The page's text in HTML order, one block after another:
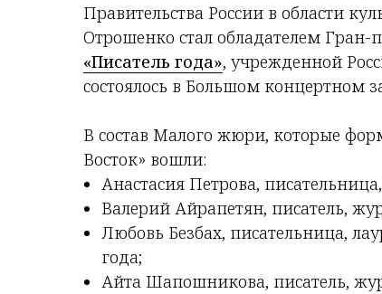
Правительства России в области
Отрошенко стал обладателем Гран-
«Писатель года», учрежденной
состоялось в Большом концертном
В состав Малого жюри, которые
Восток» вошли:
Анастасия Петрова,
Валерий Айрапетян, писатель,
Любовь Безбах, писательница,
года;
Айта Шапошникова, писатель,